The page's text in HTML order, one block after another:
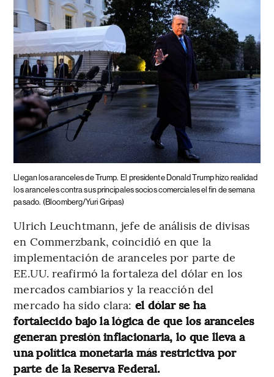
Llegan los aranceles de Trump. El presidente Donald Trump hizo realidad
los aranceles contra sus principales socios comerciales el fin de semana
pasado. (Bloomberg/Yuri Gripas)
Ulrich Leuchtmann, jefe de análisis de divisas
en Commerzbank, coincidió en que la
implementación de aranceles por parte de
EE.UU. reafirmó la fortaleza del dólar en los
mercados cambiarios y la reacción del
mercado ha sido clara: el dólar se ha
fortalecido bajo la lógica de que los aranceles
generan presión inflacionaria, lo que lleva a
una política monetaria más restrictiva por
parte de la Reserva Federal.